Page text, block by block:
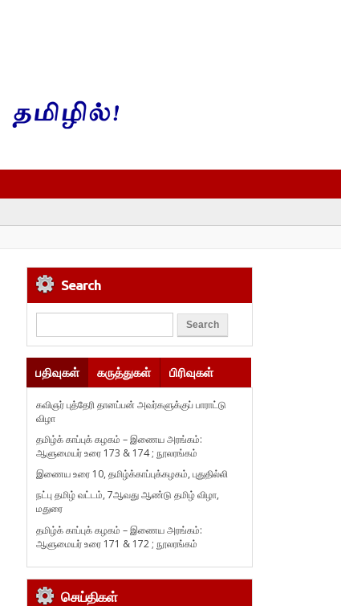
Search
பதிவுகள் கருத்துகள் பிரிவுகள்
கவிஞர் புத்தேரி தானப்பன் அவர்களுக்குப் பாராட்டு
விழா
தமிழ்க் காப்புக் கழகம் – இணைய அரங்கம்:
ஆளுமையர் உரை 173 & 174 ; நூலரங்கம்
இணைய உரை 10, தமிழ்க்காப்புக்கழகம், புதுதில்லி
நட்பு தமிழ் வட்டம், 7ஆவது ஆண்டு தமிழ் விழா,
மதுரை
தமிழ்க் காப்புக் கழகம் – இணைய அரங்கம்:
ஆளுமையர் உரை 171 & 172 ; நூலரங்கம்
செய்திகள்